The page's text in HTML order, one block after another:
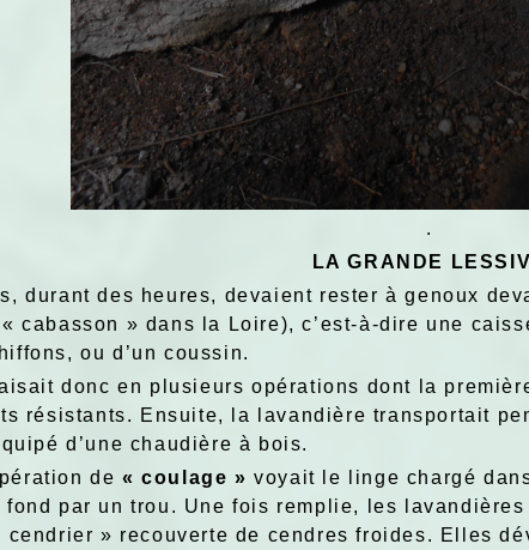
.
LA GRANDE
durant des heures, devaient rester à genoux
cabasson » dans la Loire), c’est-à-dire une
ou d’un coussin.
donc en plusieurs opérations dont la
résistants. Ensuite, la lavandière transportait
d’une chaudière à bois.
de « coulage » voyait le linge chargé
fond par un trou. Une fois remplie, les
» recouverte de cendres froides. Elles